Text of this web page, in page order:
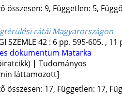
összesen: 9, Független: 5,
rátái Magyarországon
SZEMLE 42: 6 pp. 595-605. , 11
dokumentum Matarka
| Tudományos
láttamozott]
összesen: 17, Független: 17,